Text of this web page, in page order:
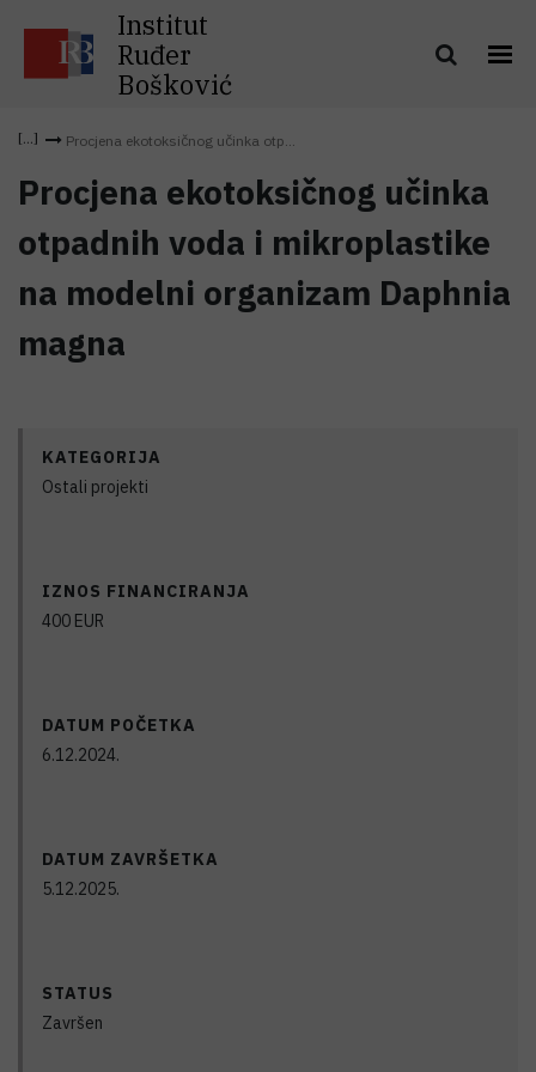
Institut
Ruđer
Bošković
Procjena ekotoksičnog učinka otp...
Procjena ekotoksičnog učinka
otpadnih voda i mikroplastike
na modelni organizam Daphnia
magna
KATEGORIJA
Ostali projekti
IZNOS FINANCIRANJA
400 EUR
DATUM POČETKA
6.12.2024.
DATUM ZAVRŠETKA
5.12.2025.
STATUS
Završen